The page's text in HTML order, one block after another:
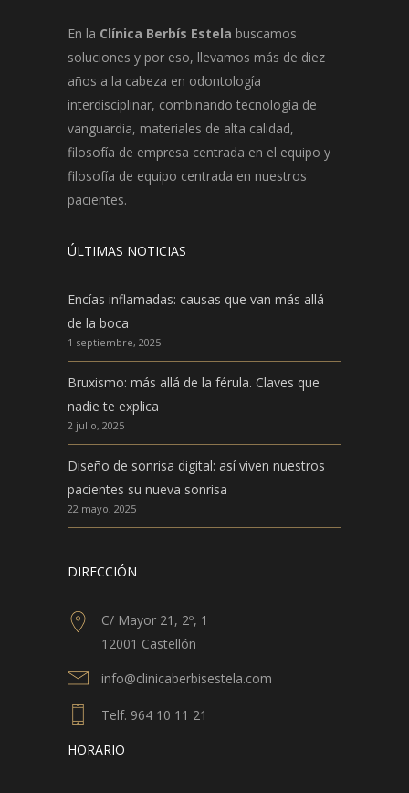
En la Clínica Berbís Estela buscamos
soluciones y por eso, llevamos más de diez
años a la cabeza en odontología
interdisciplinar, combinando tecnología de
vanguardia, materiales de alta calidad,
filosofía de empresa centrada en el equipo y
filosofía de equipo centrada en nuestros
pacientes.
ÚLTIMAS NOTICIAS
Encías inflamadas: causas que van más allá
de la boca
1 septiembre, 2025
Bruxismo: más allá de la férula. Claves que
nadie te explica
2 julio, 2025
Diseño de sonrisa digital: así viven nuestros
pacientes su nueva sonrisa
22 mayo, 2025
DIRECCIÓN
C/ Mayor 21, 2º, 1
12001 Castellón
info@clinicaberbisestela.com
Telf. 964 10 11 21
HORARIO